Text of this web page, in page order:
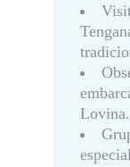
Lovina.